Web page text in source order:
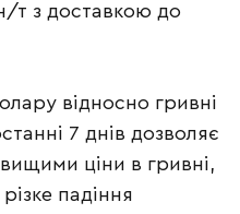
т з доставкою до
відносно гривні
7 днів дозволяє
ціни в гривні,
падіння